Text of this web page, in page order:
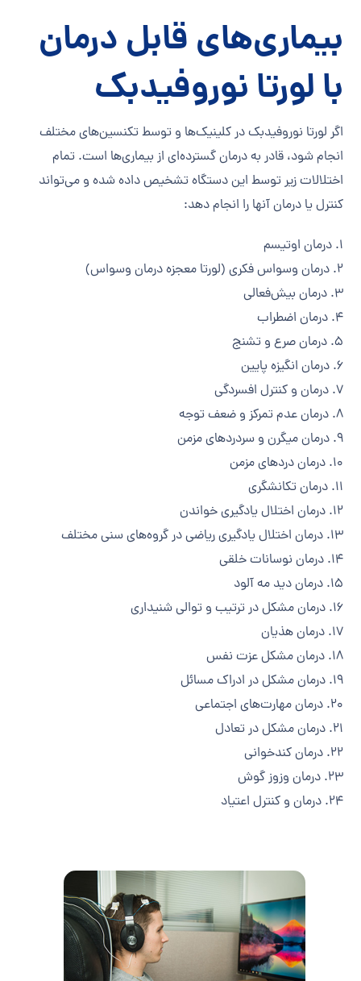
بیماری‌های قابل درمان
بالورتا نوروفیدبک
اگر لورتا نوروفیدبک در کلینیک‌ها و توسط تکنسین‌های مختلف
انجام شود، قادر به درمان گسترده‌ای از بیماری‌ها است. تمام
اختلالات زیر توسط این دستگاه تشخیص داده شده و می‌تواند
کنترل یا درمان آنها را انجام دهد:
۱. درمان اوتیسم
۲. درمان وسواس فکری (لورتا معجزه درمان وسواس)
۳. درمان بیش‌فعالی
۴. درمان اضطراب
۵. درمان صرع و تشنج
۶. درمان انگیزه پایین
۷. درمان و کنترل افسردگی
۸. درمان عدم تمرکز و ضعف توجه
۹. درمان میگرن و سردرد‌های مزمن
۱۰. درمان درد‌های مزمن
۱۱. درمان تکانشگری
۱۲. درمان اختلال یادگیری خواندن
۱۳. درمان اختلال یادگیری ریاضی در گروه‌های سنی مختلف
۱۴. درمان نوسانات خلقی
۱۵. درمان دید مه آلود
۱۶. درمان مشکل در ترتیب و توالی شنیداری
۱۷. درمان هذیان
۱۸. درمان مشکل عزت نفس
۱۹. درمان مشکل در ادراک مسائل
۲۰. درمان مهارت‌های اجتماعی
۲۱. درمان مشکل در تعادل
۲۲. درمان کندخوانی
۲۳. درمان وزوز گوش
۲۴. درمان و کنترل اعتیاد